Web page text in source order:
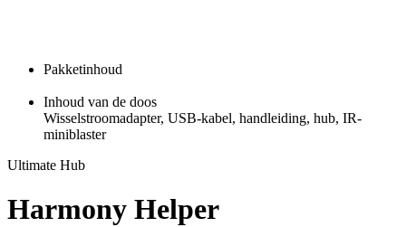
Pakketinhoud
Inhoud van de doos
Wisselstroomadapter, USB-kabel, handleiding, hub, IR-
miniblaster
Ultimate Hub
Harmony Helper